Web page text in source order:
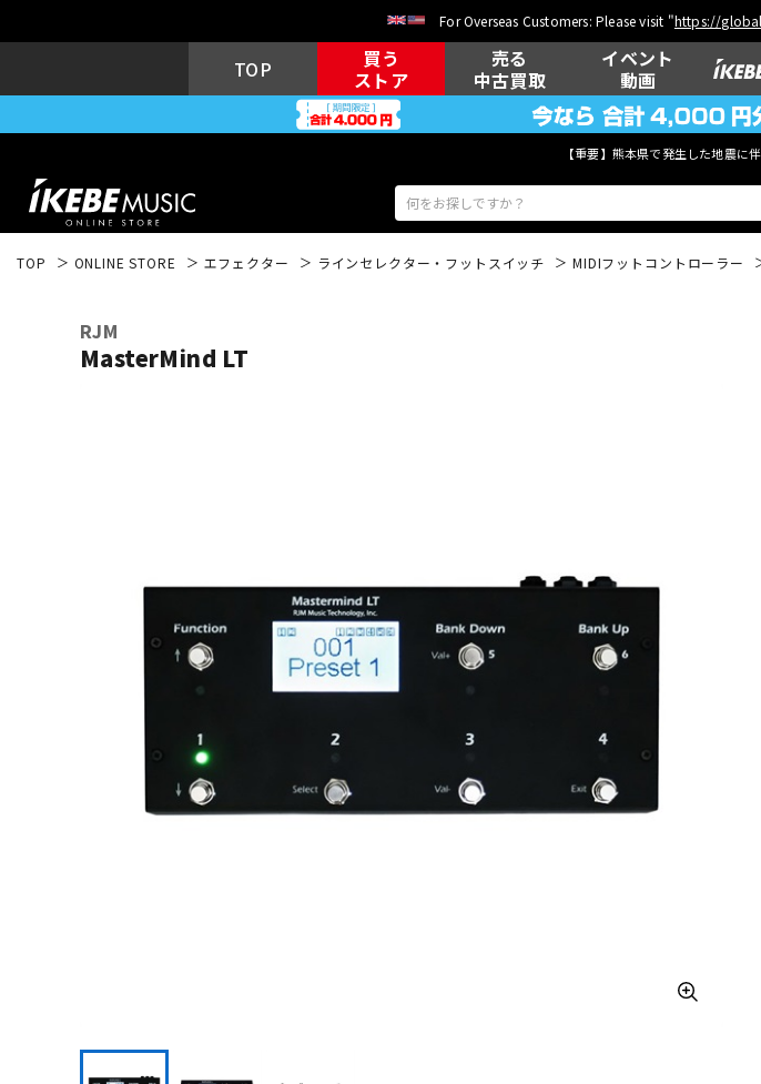
For Overseas Customers: Please visit "https://
TOP
買う
ストア
売る
中古買取
イベント
動画
【重要】熊本県で発生した地震に
中古 ヴィンテージ
TOP ONLINE STORE エフェクター ラインセレクター・フットスイッチ MIDIフットコントローラー
RJM
MasterMind LT